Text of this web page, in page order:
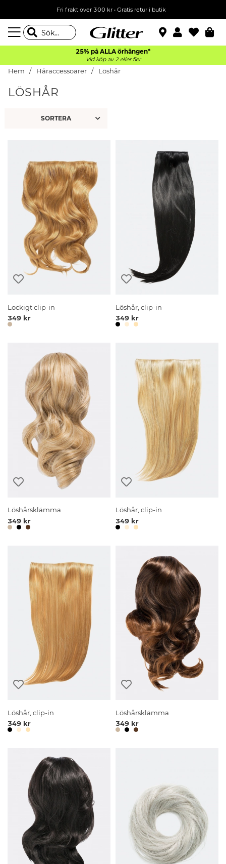
Fri frakt över 300 kr• Gratis retur i butik
25% på ALLA örhängen*
Vid köp av 2 eller fler
Hem Håraccessoarer Löshår
LÖSHÅR
Lockigt clip-in
349 kr
Löshår, clip-in
349 kr
Löshårsklämma
349 kr
Löshår, clip-in
349 kr
Löshår, clip-in
349 kr
Löshårsklämma
349 kr